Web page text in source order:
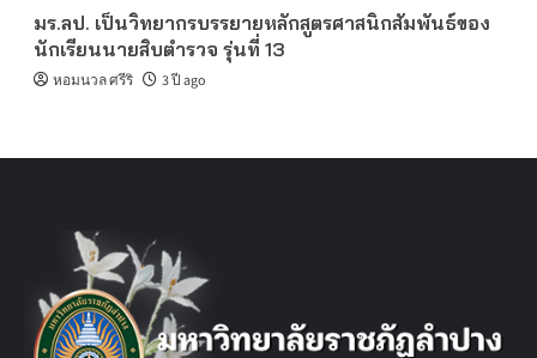
มร.ลป. เป็นวิทยากรบรรยายหลักสูตรศาสนิกสัมพันธ์ของ
นักเรียนนายสิบตำรวจ รุ่นที่ 13
หอมนวล ศรีริ 3 ปี ago